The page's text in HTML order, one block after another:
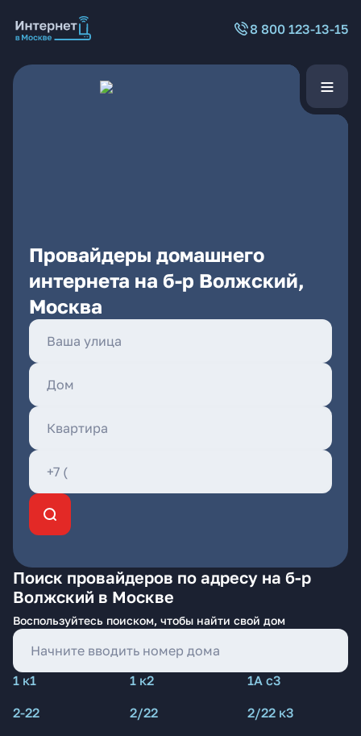
8 800 123-13-15
Провайдеры домашнего
интернета на б-р Волжский,
Москва
Поиск провайдеров по адресу на б-р
Волжский в Москве
Воспользуйтесь поиском, чтобы найти свой дом
1 к1 1 к2
1А с3
2-22
2/22
2/22 к3